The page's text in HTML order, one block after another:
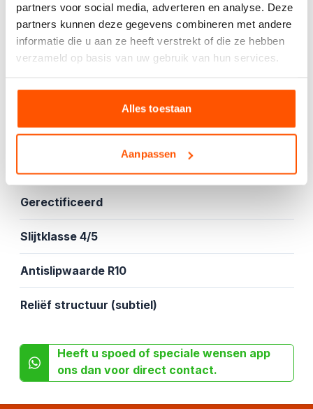
partners voor social media, adverteren en analyse. Deze
partners kunnen deze gegevens combineren met andere
informatie die u aan ze heeft verstrekt of die ze hebben
verzameld op basis van uw gebruik van hun services.
Alles toestaan
Aanpassen
Mat
Houtlook
Vorstbestendig
Gerectificeerd
Slijtklasse 4/5
Antislipwaarde R10
Reliëf structuur (subtiel)
Heeft u spoed of speciale wensen app
ons dan voor direct contact.